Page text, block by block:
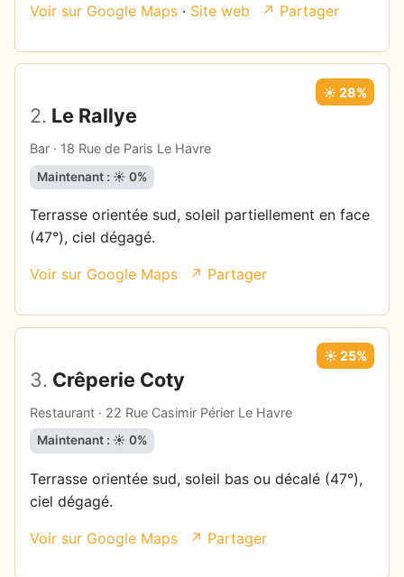
Voir sur Google Maps · Site web ↗ Partager
2. Le Rallye
Bar · 18 Rue de Paris Le Havre
☀️ 28%
Maintenant : ☀️ 0%
Terrasse orientée sud, soleil partiellement en face
(47°), ciel dégagé.
Voir sur Google Maps ↗ Partager
3. Crêperie Coty
Restaurant · 22 Rue Casimir Périer Le Havre
☀️ 25%
Maintenant : ☀️ 0%
Terrasse orientée sud, soleil bas ou décalé (47°),
ciel dégagé.
Voir sur Google Maps ↗ Partager